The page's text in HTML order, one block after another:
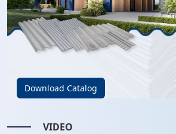
Download Catalog
VIDEO